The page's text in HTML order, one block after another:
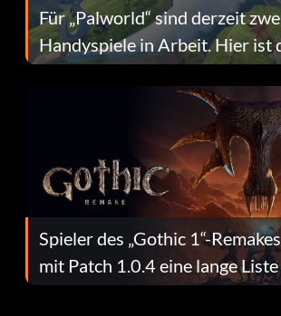
Für „Palworld“ sind derzeit
Handyspiele in Arbeit. Hier ist
dafür.
Spieler des „Gothic 1“-
mit Patch 1.0.4 eine lange Liste
Fehlerbehebungen